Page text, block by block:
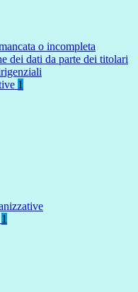
o incompleta
dei dati da parte dei titolari
1
1